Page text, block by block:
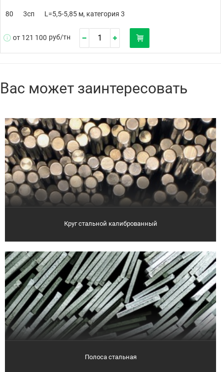
80 3сп L=5,5-5,85 м, категория 3
от 121 100 руб/тн
Вас может заинтересовать
Круг стальной калиброванный
Полоса стальная